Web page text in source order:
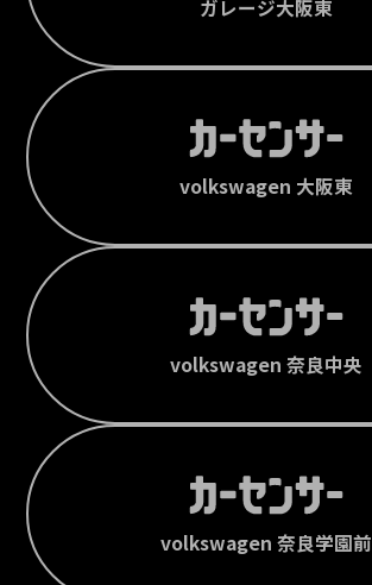
ガレージ大阪東
volkswagen 大阪東
volkswagen 奈良中央
volkswagen 奈良学園前